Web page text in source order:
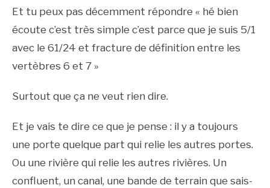
Et tu peux pas décemment répondre « hé bien
écoute c’est très simple c’est parce que je suis 5/1
avec le 61/24 et fracture de définition entre les
vertèbres 6 et 7 »
Surtout que ça ne veut rien dire.
Et je vais te dire ce que je pense : il y a toujours
une porte quelque part qui relie les autres portes.
Ou une rivière qui relie les autres rivières. Un
confluent, un canal, une bande de terrain que sais-